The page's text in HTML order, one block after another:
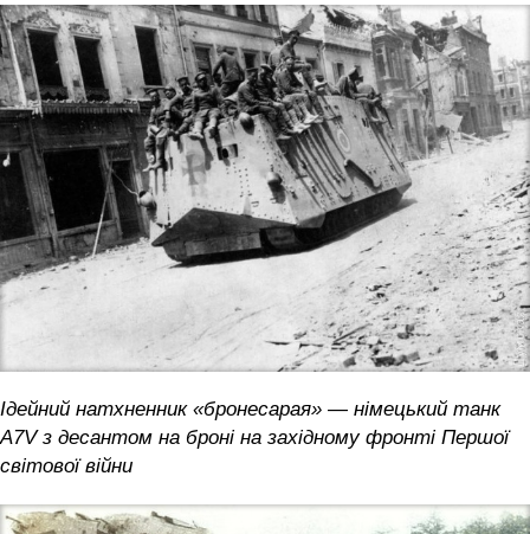
Ідейний натхненник «бронесарая» — німецький танк
А7V з десантом на броні на західному фронті Першої
світової війни